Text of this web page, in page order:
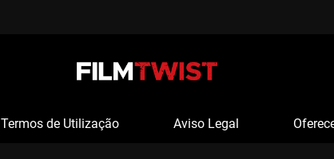
Termos de Utilização Aviso Legal